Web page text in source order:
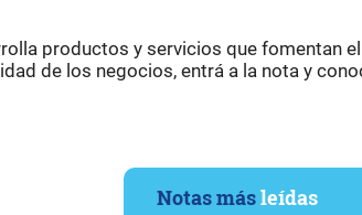
productos y servicios que fomentan el
de los negocios, entrá a la nota y
Notas másleídas